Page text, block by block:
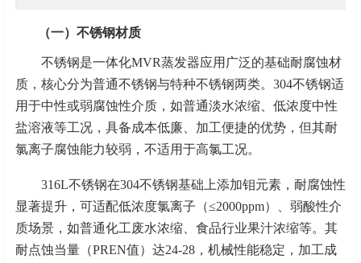
（一）不锈钢材质
不锈钢是一体化MVR蒸发器应用广泛的基础耐腐蚀材
质，核心分为普通不锈钢与特种不锈钢两类。304不锈钢适
用于中性或弱腐蚀性介质，如普通淡水浓缩、低浓度中性
盐溶液等工况，具备成本低廉、加工便捷的优势，但其耐
氯离子腐蚀能力较弱，不适用于高氯工况。
316L不锈钢在304不锈钢基础上添加钼元素，耐腐蚀性
显著提升，可适配低浓度氯离子（≤2000ppm）、弱酸性介
质场景，如普通化工废水浓缩、食品行业果汁浓缩等。其
耐点蚀当量（PREN值）达24-28，机械性能稳定，加工成